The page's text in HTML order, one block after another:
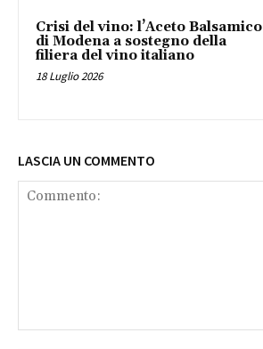
Crisi del vino: l’Aceto Balsamico
di Modena a sostegno della
filiera del vino italiano
18 Luglio 2026
LASCIA UN COMMENTO